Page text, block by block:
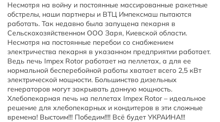
Несмотря на войну и постоянные массированные ракетные
обстрелы, наши партнеры и ВТЦ Импексмаш пытаются
работать. Так недавно была запущена пекарня в
Сельскохозяйственном ООО Заря, Киевской области.
Несмотря на постоянные перебои со снабжением
электричества пекарня в указанном предприятии работает.
Ведь печь Impex Rotor работает на пеллетах, а для ее
нормальной бесперебойной работы хватает всего 2,5 кВт
электрической мощности. Большинство дизельных
генераторов могут закрывать данную мощность.
Хлебопекарная печь на пеллетах Impex Rotor – идеальное
решение для хлебопекарных и кондитеров в эти сложные
времена! Выстоим!!! Победим!!!! Всё будет УКРАИНА!!!